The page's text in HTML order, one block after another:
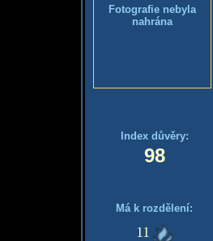
Fotografie nebyla
nahrána
Index důvěry:
98
Má k rozdělení:
11